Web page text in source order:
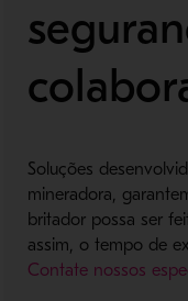
Soluções
mineradora,
britador possa ser
assim, o tempo de
Contate nossos